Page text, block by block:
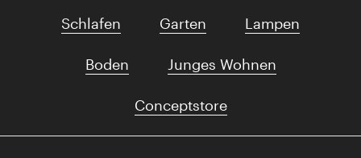
Schlafen Garten Lampen
Boden Junges Wohnen
Conceptstore